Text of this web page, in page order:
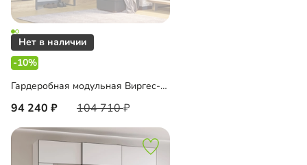
-10%
Гардеробная модульная Виргес-3 Блэк
94 240 104 710